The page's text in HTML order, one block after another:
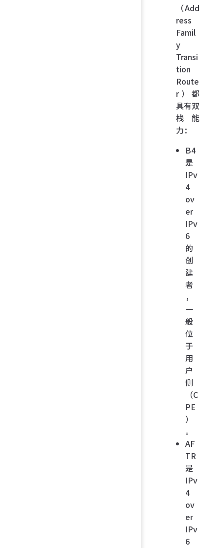
（Add
ress
Famil
y
Transi
tion
Route
r）都
具有双
栈能
力：
B4
是
IPv
4
ov
er
IPv
6
的
创
建
者
，
一
般
位
于
用
户
侧
（C
PE
）
。
AF
TR
是
IPv
4
ov
er
IPv
6